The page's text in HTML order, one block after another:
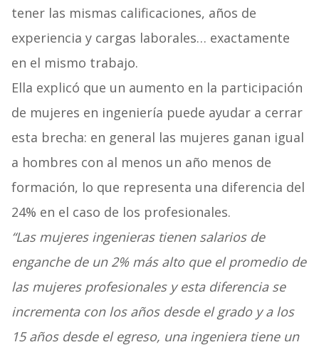
tener las mismas calificaciones, años de
experiencia y cargas laborales… exactamente
en el mismo trabajo.
Ella explicó que un aumento en la participación
de mujeres en ingeniería puede ayudar a cerrar
esta brecha: en general las mujeres ganan igual
a hombres con al menos un año menos de
formación, lo que representa una diferencia del
24% en el caso de los profesionales.
“Las mujeres ingenieras tienen salarios de
enganche de un 2% más alto que el promedio de
las mujeres profesionales y esta diferencia se
incrementa con los años desde el grado y a los
15 años desde el egreso, una ingeniera tiene un